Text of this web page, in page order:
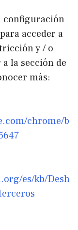
configuración
acceder a
y / o
la sección de
más:
chrome/b
es/kb/Desh